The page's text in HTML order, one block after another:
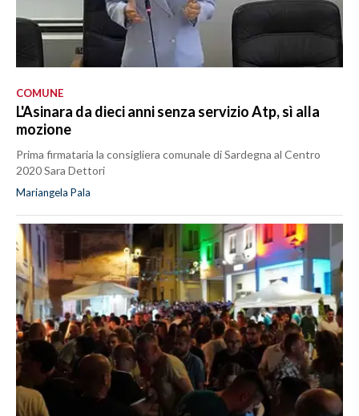
COMUNE
L'Asinara da dieci anni senza servizio Atp, sì alla
mozione
Prima firmataria la consigliera comunale di Sardegna al Centro
2020 Sara Dettori
Mariangela Pala